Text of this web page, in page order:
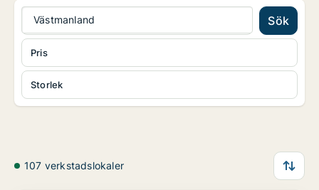
Västmanland Sök
Storlek
Pris
107 verkstadslokaler